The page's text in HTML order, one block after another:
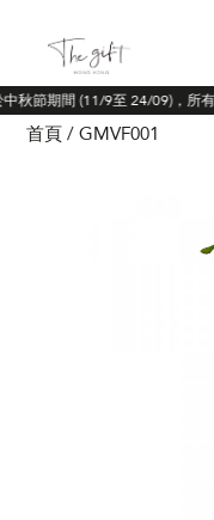
秋節期間 (11/9至 24/09)，所
首頁 GMVF001